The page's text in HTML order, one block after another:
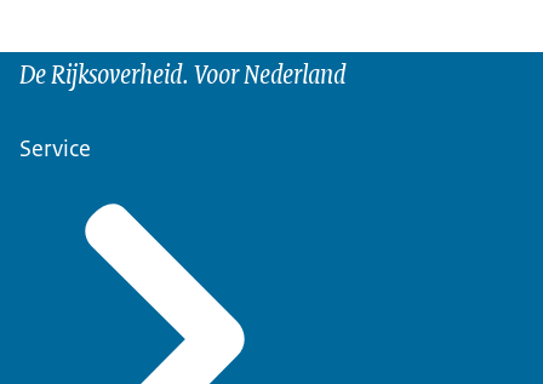
De Rijksoverheid. Voor Nederland
Service